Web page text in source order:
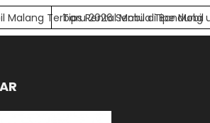
Malang Terbaru 2026 Semua Tipe Mobil
Tips Rental Mobil di